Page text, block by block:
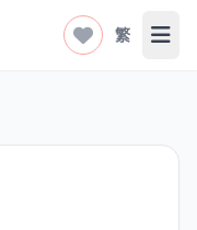
繁 打